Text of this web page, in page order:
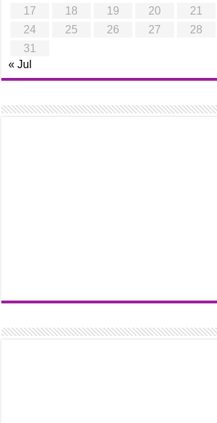
17
18 19 20 21
24
25 26 27 28
31
« Jul